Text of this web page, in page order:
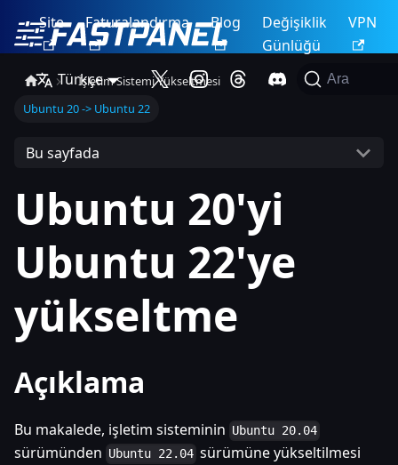
Site Faturalandırma Blog
Değişiklik
Günlüğü
VPN
Türkçe Ara
İşletim Sistemi Yükseltmesi
Ubuntu 20 -> Ubuntu 22
Bu sayfada
Ubuntu 20'yi
Ubuntu 22'ye
yükseltme
Açıklama
Bu makalede, işletim sisteminin Ubuntu 20.04
sürümünden Ubuntu 22.04 sürümüne yükseltilmesi